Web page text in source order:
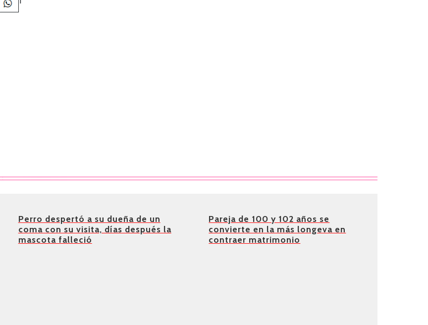
Perro despertó a su dueña de un
coma con su visita, días después la
mascota falleció
Pareja de 100 y 102 años se
convierte en la más longeva en
contraer matrimonio